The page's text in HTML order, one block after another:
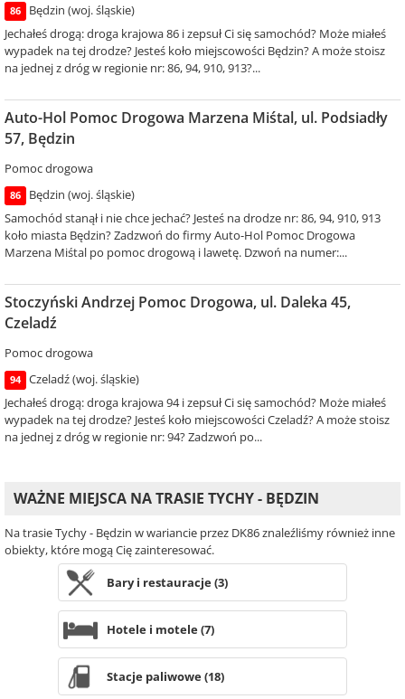
86
Będzin (woj. śląskie)
Jechałeś drogą: droga krajowa 86 i zepsuł Ci się samochód? Może miałeś
wypadek na tej drodze? Jesteś koło miejscowości Będzin? A może stoisz
na jednej z dróg w regionie nr: 86, 94, 910, 913?...
Auto-Hol Pomoc Drogowa Marzena Miśtal, ul. Podsiadły
57, Będzin
Pomoc drogowa
86
Będzin (woj. śląskie)
Samochód stanął i nie chce jechać? Jesteś na drodze nr: 86, 94, 910, 913
koło miasta Będzin? Zadzwoń do firmy Auto-Hol Pomoc Drogowa
Marzena Miśtal po pomoc drogową i lawetę. Dzwoń na numer:...
Stoczyński Andrzej Pomoc Drogowa, ul. Daleka 45,
Czeladź
Pomoc drogowa
94
Czeladź (woj. śląskie)
Jechałeś drogą: droga krajowa 94 i zepsuł Ci się samochód? Może miałeś
wypadek na tej drodze? Jesteś koło miejscowości Czeladź? A może stoisz
na jednej z dróg w regionie nr: 94? Zadzwoń po...
WAŻNE MIEJSCA NA TRASIE TYCHY - BĘDZIN
Na trasie Tychy - Będzin w wariancie przez DK86 znaleźliśmy również inne
obiekty, które mogą Cię zainteresować.
Bary i restauracje (3)
Hotele i motele (7)
Stacje paliwowe (18)